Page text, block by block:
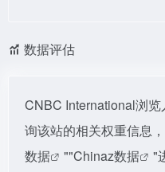
数据评估
CNBC International浏
询该站的相关权重信息
数据
""Chinaz数据
"